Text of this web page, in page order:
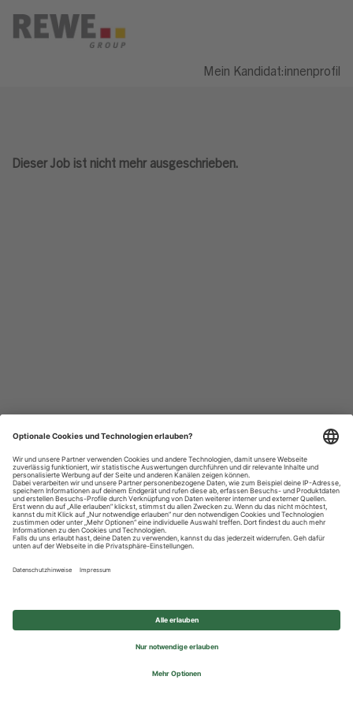
Mein Kandidat:innenprofil
Dieser Job ist nicht mehr ausgeschrieben.
Datenschutzhinweise
Impressum
Privatsphäre-Einstellungen
© 2026 REWE Group - All rights reserved